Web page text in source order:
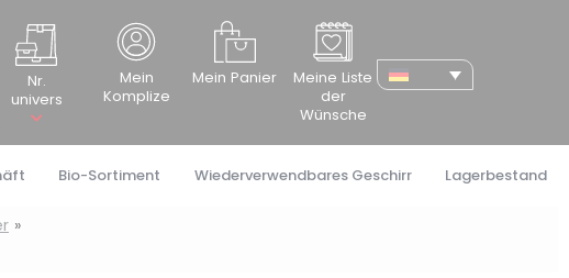
Nr.
univers
Mein
Komplize
Mein Panier
Meine Liste
der
Wünsche
Bio-Sortiment Wiederverwendbares Geschirr Lagerbestand